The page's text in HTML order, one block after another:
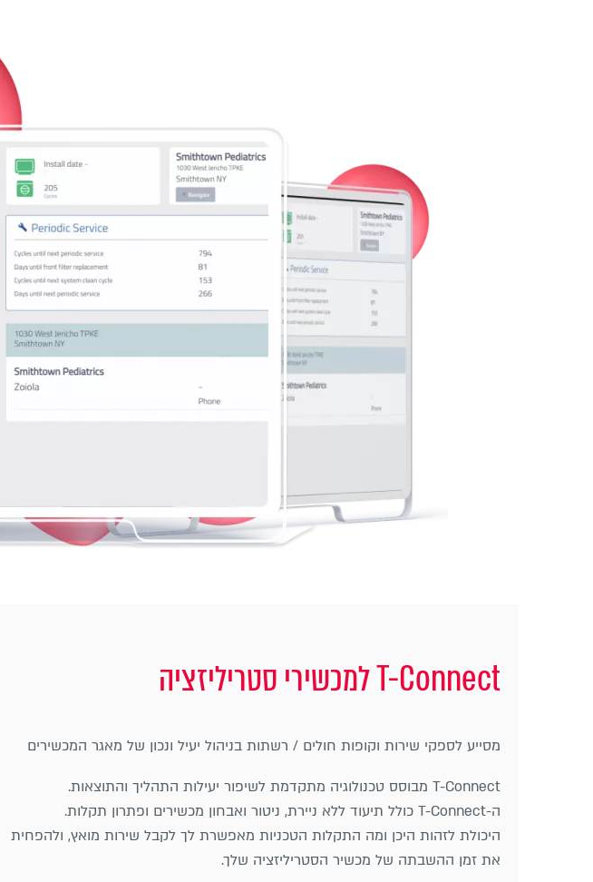
T-Connect למכשירי סטריליזציה
מסייע לספקי שירות וקופות חולים / רשתות בניהול יעיל ונכון של מאגר המכשירים
T-Connect מבוסס טכנולוגיה מתקדמת לשיפור יעילות התהליך והתוצאות.
ה-T-Connect כולל תיעוד ללא ניירת, ניטור ואבחון מכשירים ופתרון תקלות.
היכולת לזהות היכן ומה התקלות הטכניות מאפשרת לך לקבל שירות מואץ, ולהפחית
את זמן ההשבתה של מכשיר הסטריליזציה שלך.